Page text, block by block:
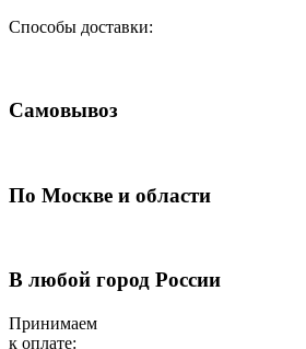
Способы доставки:
Самовывоз
По Москве и области
В любой город России
Принимаем
к оплате: